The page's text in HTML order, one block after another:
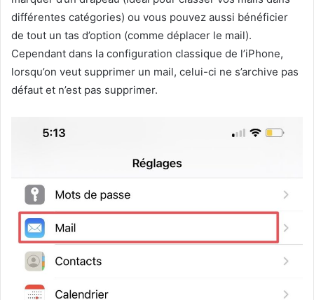
différentes catégories) ou vous pouvez aussi bénéficier
de tout un tas d’option (comme déplacer le mail).
Cependant dans la configuration classique de l’iPhone,
lorsqu’on veut supprimer un mail, celui-ci ne s’archive pas
défaut et n’est pas supprimer.